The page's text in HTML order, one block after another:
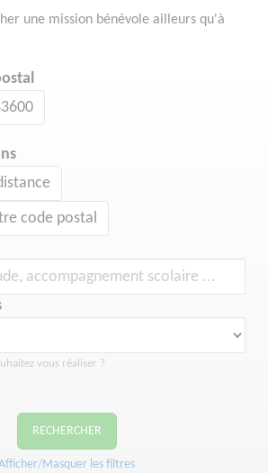
une mission bénévole ailleurs qu'à
code postal
vous réaliser ?
RECHERCHER
Masquer les filtres